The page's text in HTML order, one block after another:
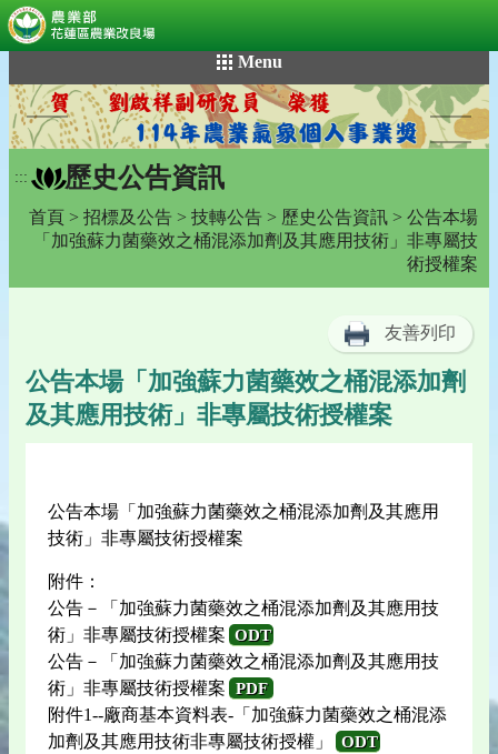
到
主
要
內
容
Menu
::: 歷史公告資訊
首頁 > 招標及公告 > 技轉公告 > 歷史公告資訊 > 公告本場
「加強蘇力菌藥效之桶混添加劑及其應用技術」非專屬技
術授權案
友善列印
公告本場「加強蘇力菌藥效之桶混添加劑
及其應用技術」非專屬技術授權案
公告本場「加強蘇力菌藥效之桶混添加劑及其應用
技術」非專屬技術授權案
附件：
公告－「加強蘇力菌藥效之桶混添加劑及其應用技
術」非專屬技術授權案 ODT
公告－「加強蘇力菌藥效之桶混添加劑及其應用技
術」非專屬技術授權案
PDF
附件1--廠商基本資料表-「加強蘇力菌藥效之桶混添
加劑及其應用技術非專屬技術授權」
ODT